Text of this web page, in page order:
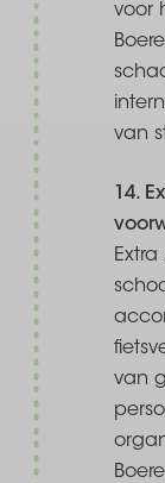
voor
van
14.
van